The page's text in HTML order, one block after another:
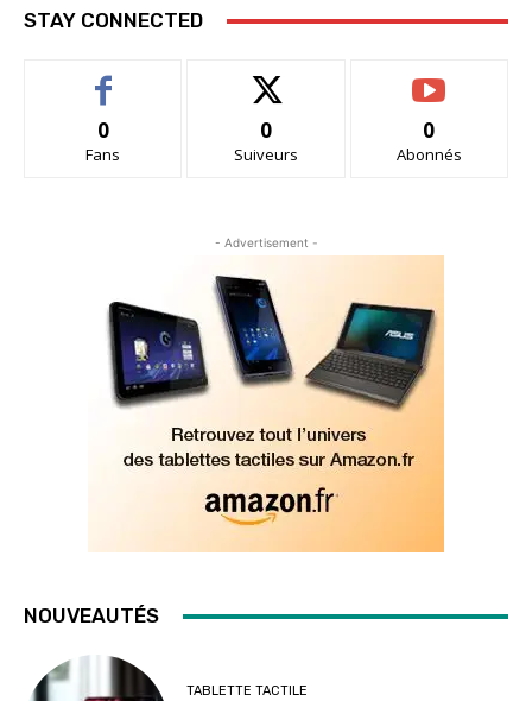
STAY CONNECTED
0
Fans
0
Suiveurs
0
Abonnés
- Advertisement -
NOUVEAUTÉS
TABLETTE TACTILE